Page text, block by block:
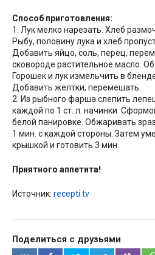
Способ приготовления:
1. Лук мелко нарезать. Хлеб
Рыбу, половину лука и хлеб
Добавить яйцо, соль, перец,
сковороде растительное масло.
Горошек и лук измельчить в
Добавить желтки, перемешать.
2. Из рыбного фарша слепить
каждой по 1 ст. л. начинки.
белой панировке. Обжаривать
1 мин. с каждой стороны. Затем
крышкой и готовить 3 мин.
Приятного аппетита!
Источник: recepti.tv
Поделиться с друзьями